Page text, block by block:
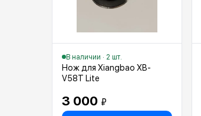
В наличии · 2 шт.
Нож для Xiangbao XB-
V58T Lite
3 000 ₽